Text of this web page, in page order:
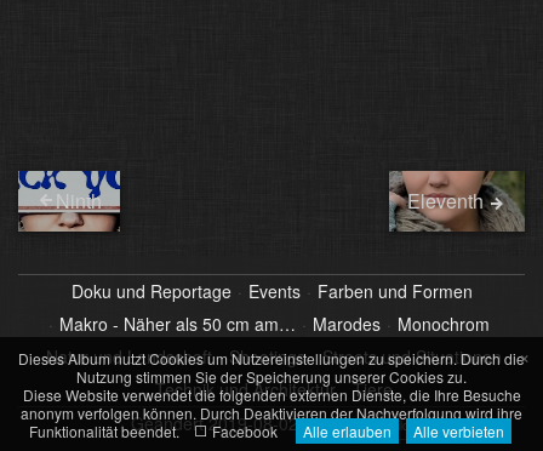
Ninth Eleventh
Doku und Reportage Events
Farben und Formen
Makro - Näher als 50 cm am…
Marodes
Monochrom
Natur und Landschaft
Shootings
Streets und Situationen
Technik und Architektur
Tiere
Geändert2019-08-02 22:01 30 Bilder
×
Dieses Album nutzt Cookies um Nutzereinstellungen zu speichern. Durch die
Nutzung stimmen Sie der Speicherung unserer Cookies zu.
Diese Website verwendet die folgenden externen Dienste, die Ihre Besuche
anonym verfolgen können. Durch Deaktivieren der Nachverfolgung wird ihre
Funktionalität beendet.
Facebook Alle erlauben Alle verbieten